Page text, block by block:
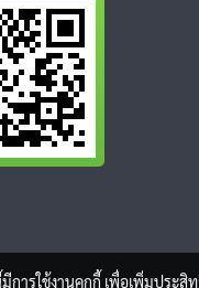
มีการใช้งานคุกกี้ เพื่อเพิ่มประ